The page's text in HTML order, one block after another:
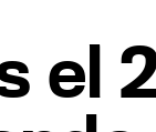
el